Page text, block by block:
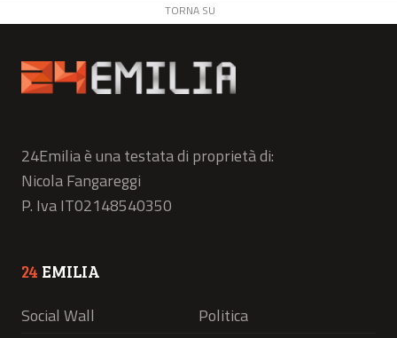
TORNA SU
24Emilia è una testata di proprietà di:
Nicola Fangareggi
P. Iva IT02148540350
24 EMILIA
Social Wall
Politica